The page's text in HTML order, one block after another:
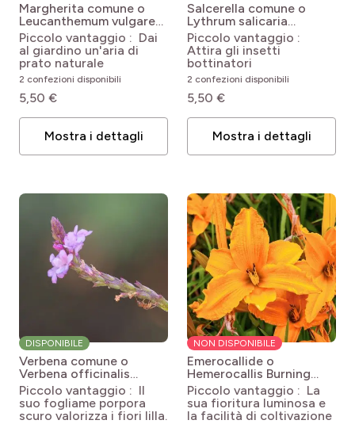
Margherita comune o
Leucanthemum vulgare
Leucanthemum vulgare
Piccolo vantaggio : Dai
al giardino un'aria di
prato naturale
2 confezioni disponibili
5,50 €
Mostra i dettagli
Salcerella comune o
Lythrum salicaria
Lythrum salicaria
Piccolo vantaggio :
Attira gli insetti
bottinatori
2 confezioni disponibili
5,50 €
Mostra i dettagli
DISPONIBILE
Verbena comune o
Verbena officinalis
Bampton Verbena
officinalis Bampton
Piccolo vantaggio : Il
suo fogliame porpora
scuro valorizza i fiori lilla.
NON DISPONIBILE
Emerocallide o
Hemerocallis Burning
Daylight Hemerocallis
Burning Daylight
Piccolo vantaggio : La
sua fioritura luminosa e
la facilità di coltivazione